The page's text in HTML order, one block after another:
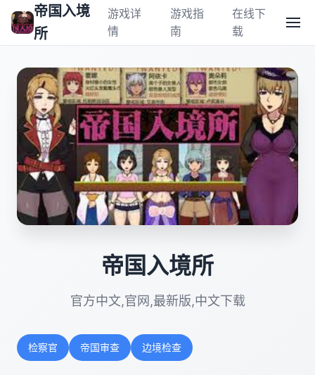
帝国入境
所
游戏详
情
游戏指
南
在线下
载
帝国入境所
官方中文,官网,最新版,中文下载
检察官 帝国审查 边境检查